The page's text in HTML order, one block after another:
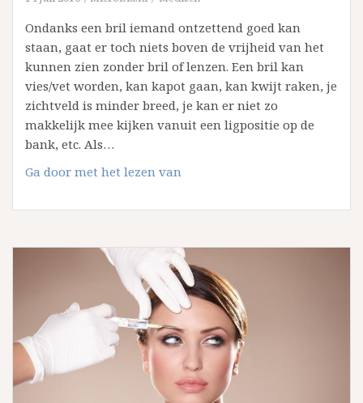
Ondanks een bril iemand ontzettend goed kan
staan, gaat er toch niets boven de vrijheid van het
kunnen zien zonder bril of lenzen. Een bril kan
vies/vet worden, kan kapot gaan, kan kwijt raken, je
zichtveld is minder breed, je kan er niet zo
makkelijk mee kijken vanuit een ligpositie op de
bank, etc. Als…
Ga door met het lezen van
bij
Oogkliniek?